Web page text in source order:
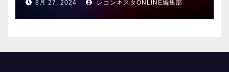
8月 27, 2024 レコンキスタONLINE編集部